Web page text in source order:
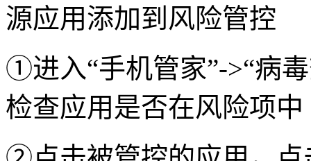
源应用添加到风险管控
①进入“手机管家”->“病
检查应用是否在风险项中